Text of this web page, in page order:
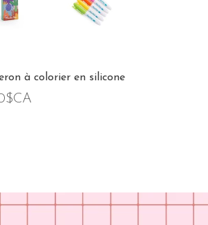
à colorier en silicone